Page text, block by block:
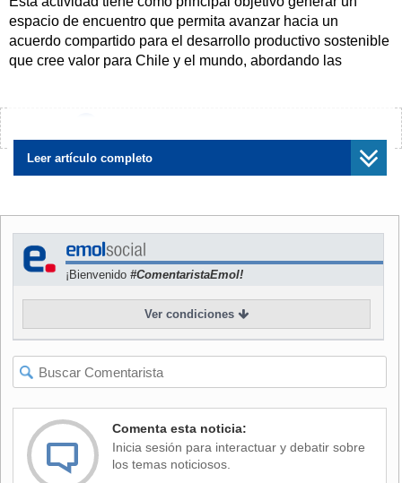
espacio de encuentro que permita avanzar hacia un
acuerdo compartido para el desarrollo productivo sostenible
que cree valor para Chile y el mundo, abordando las
En la instancia participarán expositores y panelistas
que permitirán conocer la perspectiva de los diversos
desarrollo productivo sostenible.Otro de los objetivos es
comprender mejor el impacto de los fenómenos de cambio
global en el contexto de Chile y sus regiones, identificando
los desafíos y oportunidades propios del país, a nivel
nacional y regional, de la mano del conocimiento y la
Al respecto, Silvia Díaz, Presidenta del Consejo CTCI,
comentó que "el seminario será una oportunidad de abordar
surgiendo significan que debemos pensar de manera
diferente si queremos garantizar y planificar un futuro
brillante y pro´spero".
Leer artículo completo
¡Bienvenido #ComentaristaEmol!
Ver condiciones
Comenta esta noticia:
Inicia sesión para interactuar y debatir sobre
los temas noticiosos.